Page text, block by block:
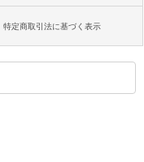
特定商取引法に基づく表示